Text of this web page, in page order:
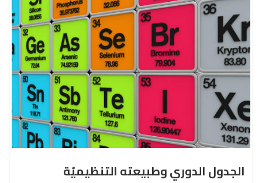
الجدول الدوري وطبيعته التنظيميّة